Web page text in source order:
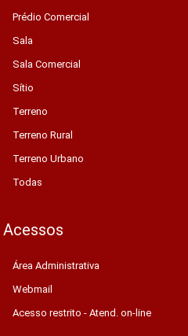
Prédio Comercial
Sala
Sala Comercial
Sítio
Terreno
Terreno Rural
Terreno Urbano
Todas
Acessos
Área Administrativa
Webmail
Acesso restrito - Atend. on-line